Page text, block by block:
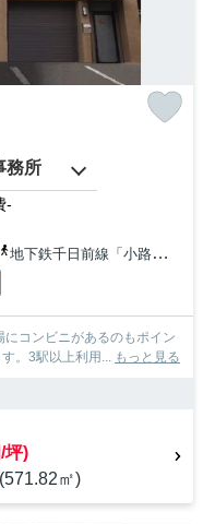
務所
-
地下鉄千日前線「小路」駅 徒歩20分
コンビニがあるのもポイン
。3駅以上利用... もっと見る
坪)
㎡)